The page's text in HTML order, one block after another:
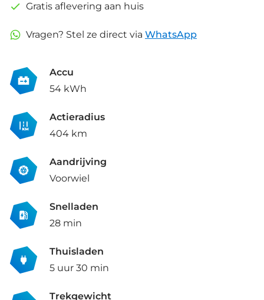
Gratis aflevering aan huis
Vragen? Stel ze direct via WhatsApp
Accu
54 kWh
Actieradius
404 km
Aandrijving
Voorwiel
Snelladen
28 min
Thuisladen
5 uur 30 min
Trekgewicht